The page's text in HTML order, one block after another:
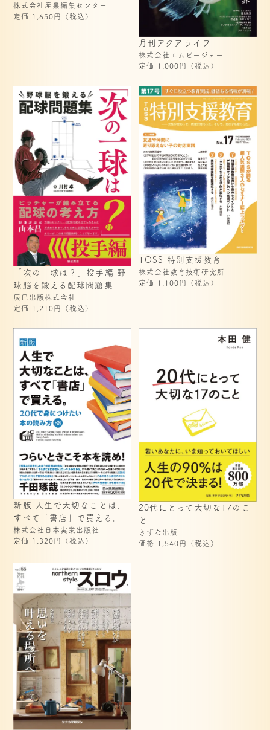
株式会社産業編集センター
定価 1,650円（税込）
月刊アクアライフ
株式会社エムピージェー
定価 1,000円（税込）
「次の一球は？」投手編 野
球脳を鍛える配球問題集
辰巳出版株式会社
定価 1,210円（税込）
TOSS 特別支援教育
株式会社教育技術研究所
定価 1,100円（税込）
新版 人生で大切なことは、
すべて「書店」で買える。
株式会社日本実業出版社
定価 1,320円（税込）
20代にとって大切な17のこ
と
きずな出版
価格 1,540円（税込）